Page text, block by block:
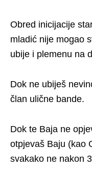
Obred inicijacije
mladić nije mogao
ubije i plemenu na
Dok ne ubiješ
član ulične bande.
Dok te Baja ne
otpjevaš Baju (kao
svakako ne nakon